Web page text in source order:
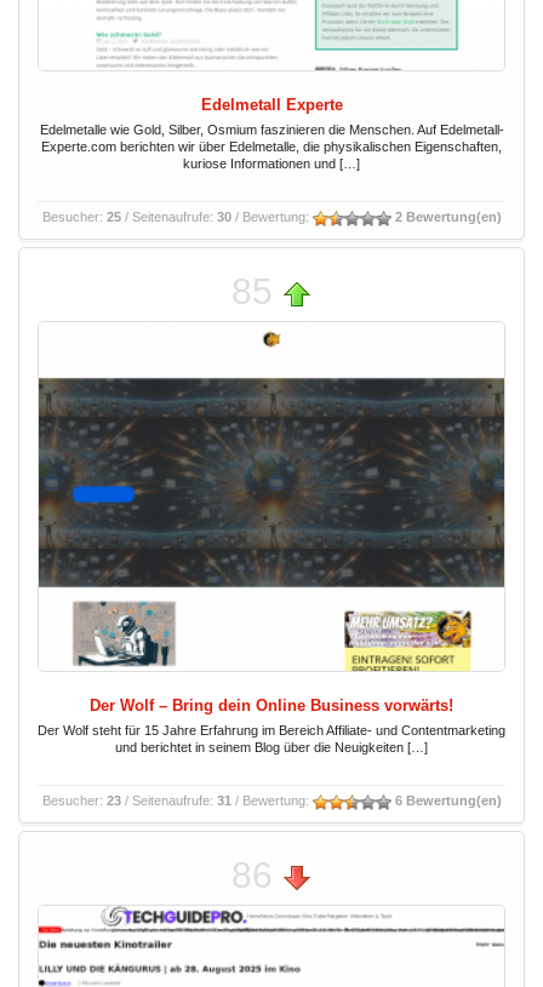
Edelmetall Experte
Edelmetalle wie Gold, Silber, Osmium faszinieren die Menschen. Auf Edelmetall-
Experte.com berichten wir über Edelmetalle, die physikalischen Eigenschaften,
kuriose Informationen und […]
Besucher: 25/ Seitenaufrufe: 30/ Bewertung: 2 Bewertung(en)
85
Der Wolf – Bring dein Online Business vorwärts!
Der Wolf steht für 15 Jahre Erfahrung im Bereich Affiliate- und Contentmarketing
und berichtet in seinem Blog über die Neuigkeiten […]
Besucher: 23/ Seitenaufrufe: 31 / Bewertung: 6 Bewertung(en)
86